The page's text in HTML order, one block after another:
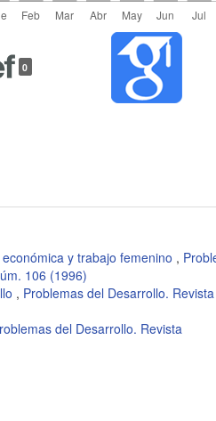
0
y trabajo femenino ,
106 (1996)
, Problemas del Desarrollo. Revista
del Desarrollo. Revista